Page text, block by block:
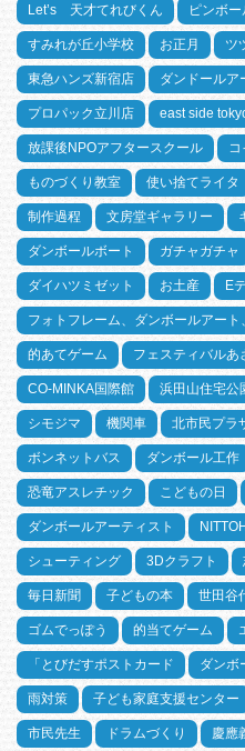
Let’s 天才てれびくん ピンボー
すみれが丘小学校 お正月 ツ
東急ハンズ新宿店 ダンドールア
プロパック立川店 east side
放課後NPOアフタースクール
ものづくり教室 使い捨てライタ
制作過程 文房堂ギャラリー
ダンボールボート ガチャガチャ
ダイハツミゼット お土産 E
フォトフレーム、ダンボールアー
的あてゲーム フェスティバルあ
CO-MINKA国際館 浜田山住宅公
シモジマ 機関車 北市民プラ
ボンネットバス ダンボール工作
恐竜アスレチック こどもの日
ダンボールアーティスト
シューティング 3Dクラフト
毎日新聞 子どもの本 世田谷
ゴムでっぽう 的当てゲーム
「とびだすポストカード ダンボ
雨対策 子ども家庭支援センター
市民先生 ドラムづくり 慶應